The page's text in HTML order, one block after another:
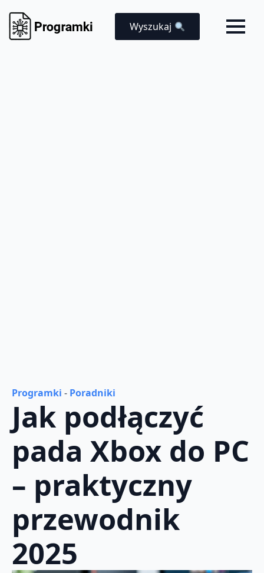
Wyszukaj
Programki - Poradniki
Jak podłączyć
pada Xbox do PC
– praktyczny
przewodnik
2025